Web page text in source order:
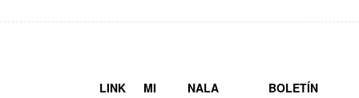
LINK
MI
NALA
BOLETÍN